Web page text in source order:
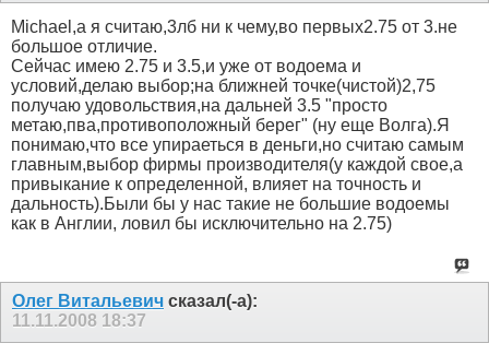
Michael,а я считаю,3лб ни к чему,во первых2.75 от 3.не
большое отличие.
Сейчас имею 2.75 и 3.5,и уже от водоема и
условий,делаю выбор;на ближней точке(чистой)2,75
получаю удовольствия,на дальней 3.5 "просто
метаю,пва,противоположный берег" (ну еще Волга).Я
понимаю,что все упираеться в деньги,но считаю самым
главным,выбор фирмы производителя(у каждой свое,а
привыкание к определенной, влияет на точность и
дальность).Были бы у нас такие не большие водоемы
как в Англии, ловил бы исключительно на 2.75)
Олег Витальевич сказал(-а):
11.11.2008 18:37